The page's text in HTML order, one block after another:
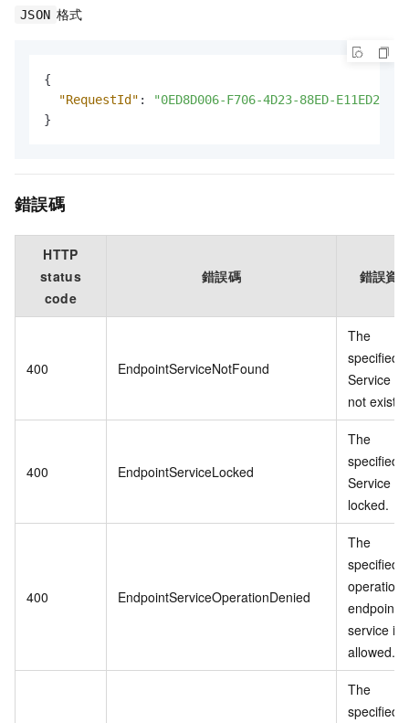
JSON 格式
{
"RequestId" :
"0ED8D006-F706-4D23-88ED-
}
錯誤碼
HTTP
status
code
錯誤碼 錯誤資
400 EndpointServiceNotFound
The
specified
Service
not exist.
400 EndpointServiceLocked
The
specified
Service is
locked.
400 EndpointServiceOperationDenied
The
specified
operation
endpoint
service is
allowed.
The
specified